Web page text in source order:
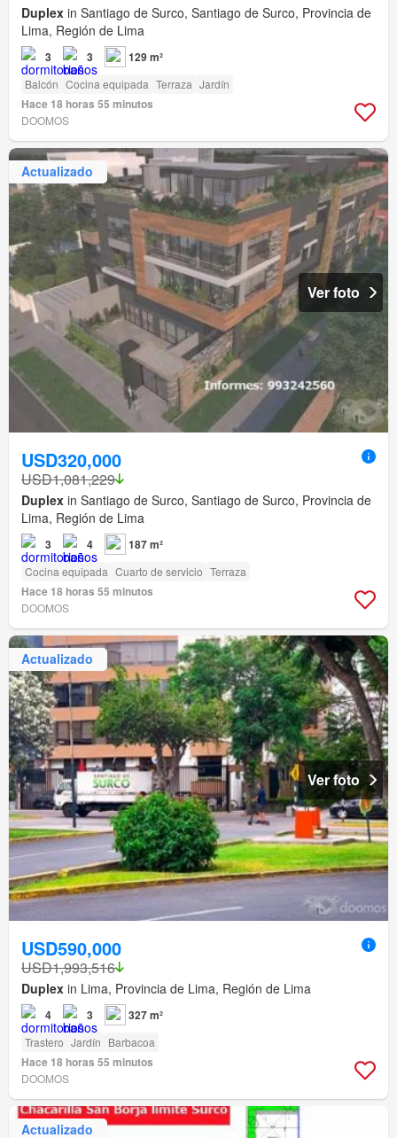
Duplex in Santiago de Surco, Santiago de Surco, Provincia de
Lima, Región de Lima
3 3 129 m²
Balcón Cocina equipada Terraza Jardín
Hace 18 horas 55 minutos
DOOMOS
Actualizado
Ver foto
USD320,000
USD1,081,229
Duplex in Santiago de Surco, Santiago de Surco, Provincia de
Lima, Región de Lima
3 4 187 m²
Cocina equipada Cuarto de servicio Terraza
Hace 18 horas 55 minutos
DOOMOS
Actualizado
Ver foto
USD590,000
USD1,993,516
Duplex in Lima, Provincia de Lima, Región de Lima
4 3 327 m²
Trastero Jardín Barbacoa
Hace 18 horas 55 minutos
DOOMOS
Actualizado